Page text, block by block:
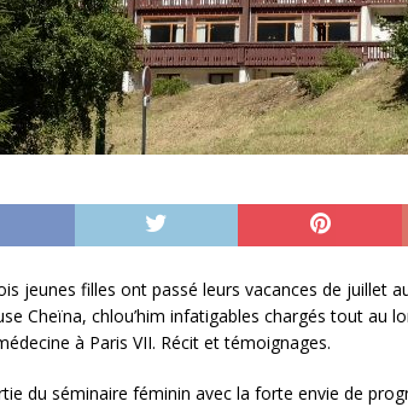
jeunes filles ont passé leurs vacances de juillet
Cheïna, chlou’him infatigables chargés tout au
à Paris VII. Récit et témoignages.
du séminaire féminin avec la forte envie de